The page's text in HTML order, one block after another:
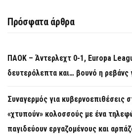
Πρόσφατα άρθρα
ΠΑΟΚ – Άντερλεχτ 0-1, Europa
δευτερόλεπτα και… βουνό η ρεβάνς
Συναγερμός για κυβερνοεπιθέσεις
«χτυπούν» κολοσσούς με ένα
παγιδεύουν εργαζομένους και